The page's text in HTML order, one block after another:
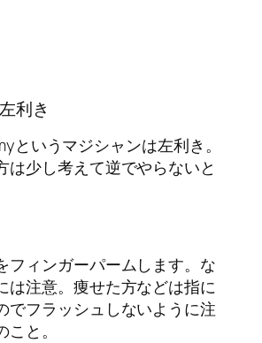
利き
というマジシャンは左利き。
は少し考えて逆でやらないと
フィンガーパームします。な
は注意。痩せた方などは指に
でフラッシュしないように注
と。